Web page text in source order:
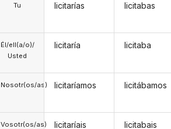
Tu
Él/ell(a/o)/
Usted
Nosotr(os/as)
Vosotr(os/as)
licitarías
licitaría
licitaríamos
licitaríais
licitabas
licitaba
licitábamos
licitabais